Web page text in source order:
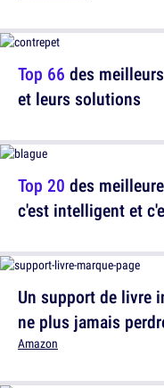
Top 20 des
c'est intelligent et
Top 66 des
et leurs solutions
Un support de livre
ne plus jamais
Amazon